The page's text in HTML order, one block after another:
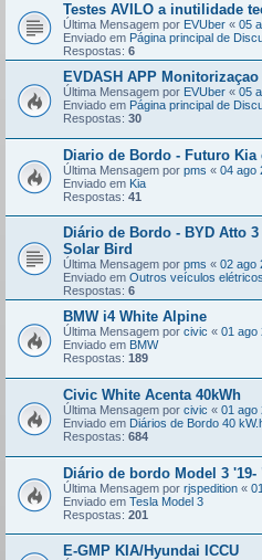
Testes AVILO a inutilidade
Última Mensagem por EVUber « 05
Enviado em Página principal de
Respostas: 6
EVDASH APP
Última Mensagem por EVUber « 05
Enviado em Página principal de
Respostas: 30
Diario de Bordo - Futuro Kia
Última Mensagem por pms « 04 ago
Enviado em Kia
Respostas: 41
Diário de Bordo - BYD Atto
Solar Bird
Última Mensagem por pms « 02 ago
Enviado em Outros veículos
Respostas: 6
BMW i4 White Alpine
Última Mensagem por civic « 01 ago
Enviado em BMW
Respostas: 189
Civic White Acenta 40kWh
Última Mensagem por civic « 01 ago
Enviado em Diários de Bordo 40
Respostas: 684
Diário de bordo Model 3
Última Mensagem por rjspedition «
Enviado em Tesla Model 3
Respostas: 201
E-GMP KIA/Hyundai ICCU